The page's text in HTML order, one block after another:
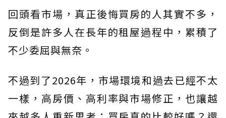
回頭看市場，真正後悔買房的人其實不多，
反倒是許多人在長年的租屋過程中，累積了
不少委屈與無奈。
不過到了2026年，市場環境和過去已經不太
一樣，高房價、高利率與市場修正，也讓越